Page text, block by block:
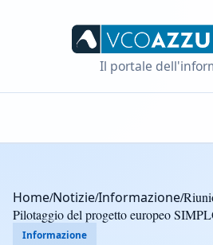
Il portale
Home/Notizie/Informazione/
Pilotaggio del progetto europeo
Informazione